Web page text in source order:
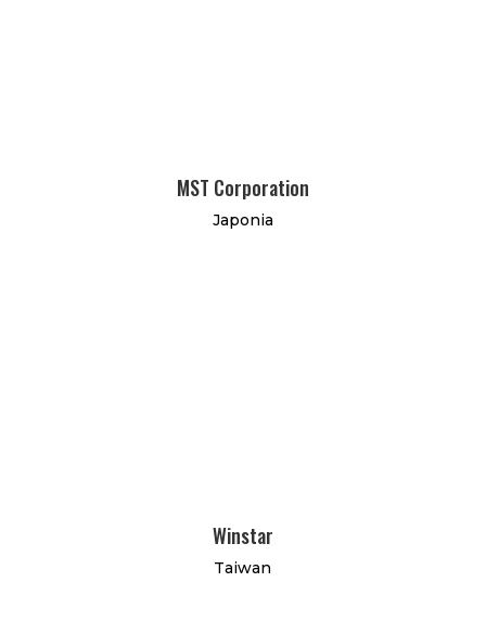
MST Corporation
Japonia
Winstar
Taiwan